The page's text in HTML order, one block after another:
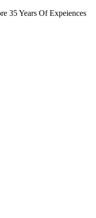
35 Years Of Expeiences